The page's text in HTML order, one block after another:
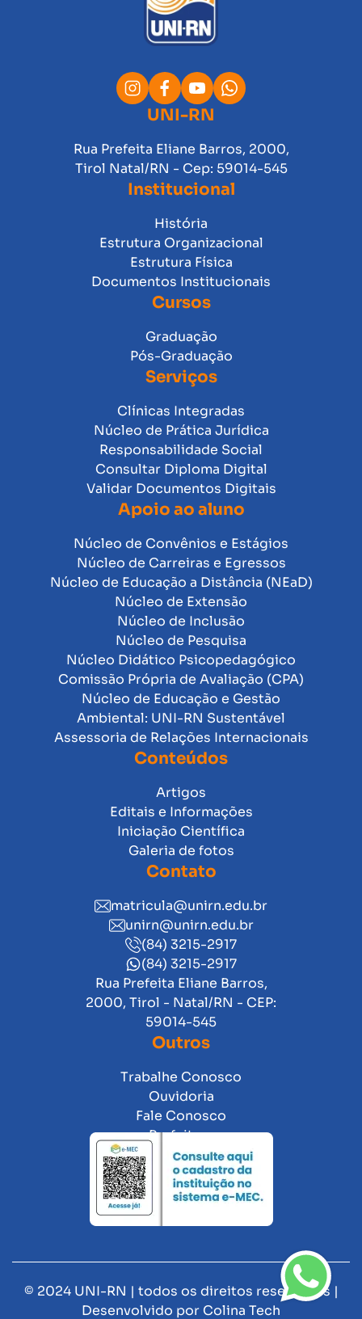
UNI-RN
Rua Prefeita Eliane Barros, 2000,
Tirol Natal/RN - Cep: 59014-545
Institucional
História
Estrutura Organizacional
Estrutura Física
Documentos Institucionais
Cursos
Graduação
Pós-Graduação
Serviços
Clínicas Integradas
Núcleo de Prática Jurídica
Responsabilidade Social
Consultar Diploma Digital
Validar Documentos Digitais
Apoio ao aluno
Núcleo de Convênios e Estágios
Núcleo de Carreiras e Egressos
Núcleo de Educação a Distância (NEaD)
Núcleo de Extensão
Núcleo de Inclusão
Núcleo de Pesquisa
Núcleo Didático Psicopedagógico
Comissão Própria de Avaliação (CPA)
Núcleo de Educação e Gestão
Ambiental: UNI-RN Sustentável
Assessoria de Relações Internacionais
Conteúdos
Artigos
Editais e Informações
Iniciação Científica
Galeria de fotos
Contato
matricula@unirn.edu.br
unirn@unirn.edu.br
(84) 3215-2917
(84) 3215-2917
Rua Prefeita Eliane Barros,
2000, Tirol - Natal/RN - CEP:
59014-545
Outros
Trabalhe Conosco
Ouvidoria
Fale Conosco
Prefeitura
© 2024 UNI-RN | todos os direitos reservados |
Desenvolvido por Colina Tech